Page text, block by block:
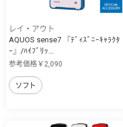
レイ・アウト
AQUOS sense7 『ﾃﾞｨｽﾞﾆｰｷｬﾗｸﾀ
ｰ』/ﾊｲﾌﾞﾘｯ...
参考価格￥2,090
ソフト